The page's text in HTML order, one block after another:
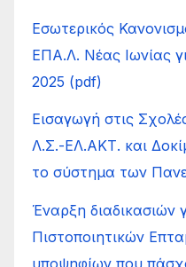
Εσωτερικός
ΕΠΑ.Λ. Νέας Ιωνίας
2025 (pdf)
Εισαγωγή στις
Λ.Σ.-ΕΛ.ΑΚΤ. και
το σύστημα των
Έναρξη διαδικασιών
Πιστοποιητικών